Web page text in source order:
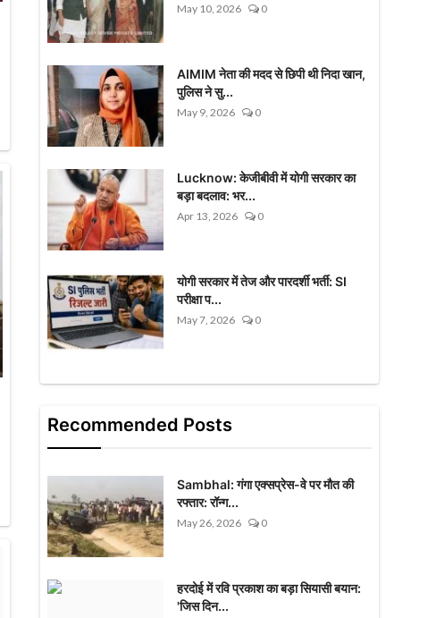
May 10, 2026 0
AIMIM नेता की मदद से छिपी थी निदा खान,
पुलिस ने सु...
May 9, 2026 0
Lucknow: केजीबीवी में योगी सरकार का
बड़ा बदलाव: भर...
Apr 13, 2026 0
योगी सरकार में तेज और पारदर्शी भर्ती: SI
परीक्षा प...
May 7, 2026 0
Recommended Posts
Sambhal: गंगा एक्सप्रेस-वे पर मौत की
रफ्तार: रॉन्ग...
May 26, 2026 0
हरदोई में रवि प्रकाश का बड़ा सियासी बयान:
'जिस दिन...